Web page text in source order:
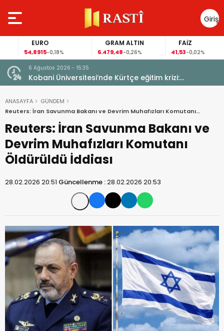
Giriş
Yap
EURO
54,8915-0,18%
GRAM ALTIN
6.479,48-0,26%
FAİZ
41,53-0,02%
6 Ağustos 2026 - 15:35
Kobani Üniversitesi’nde Kürtçe eğitim krizi:
Öğrenciler anadilde eğitimin sürmesini istiyor
ANASAYFA
GÜNDEM
Reuters: İran Savunma Bakanı ve Devrim Muhafızları Komutanı
Reuters: İran Savunma Bakanı ve
Devrim Muhafızları Komutanı
Öldürüldü İddiası
28.02.2026 20:51 Güncellenme :28.02.2026 20:53